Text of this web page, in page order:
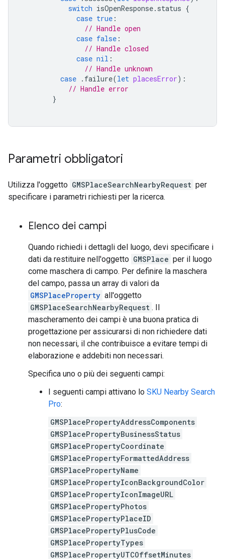
switch isOpenResponse. status {
case true :
// Handle open
case false :
// Handle closed
case nil :
// Handle unknown
case . failure(let placesError):
// Handle error
}
Parametri obbligatori
Utilizza l'oggetto GMSPlaceSearchNearbyRequest per
specificare i parametri richiesti per la ricerca.
Elenco dei campi
Quando richiedi i dettagli del luogo, devi specificare i
dati da restituire nell'oggetto GMSPlace per il luogo
come maschera di campo. Per definire la maschera
del campo, passa un array di valori da
GMSPlaceProperty all'oggetto
GMSPlaceSearchNearbyRequest . Il
mascheramento dei campi è una buona pratica di
progettazione per assicurarsi di non richiedere dati
non necessari, il che contribuisce a evitare tempi di
elaborazione e addebiti non necessari.
Specifica uno o più dei seguenti campi:
I seguenti campi attivano lo SKU Nearby Search
Pro:
GMSPlacePropertyAddressComponents
GMSPlacePropertyBusinessStatus
GMSPlacePropertyCoordinate
GMSPlacePropertyFormattedAddress
GMSPlacePropertyName
GMSPlacePropertyIconBackgroundColor
GMSPlacePropertyIconImageURL
GMSPlacePropertyPhotos
GMSPlacePropertyPlaceID
GMSPlacePropertyPlusCode
GMSPlacePropertyTypes
GMSPlacePropertyUTCOffsetMinutes